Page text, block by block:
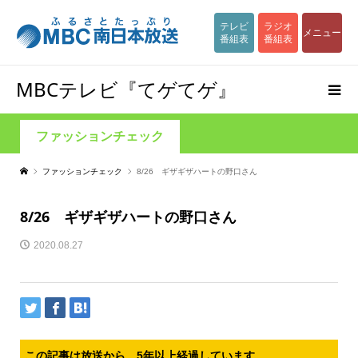
テレビ
番組表
ラジオ
番組表
メニュー
MBCテレビ『てゲてゲ』
ファッションチェック
ファッションチェック 8/26 ギザギザハートの野口さん
8/26 ギザギザハートの野口さん
2020.08.27